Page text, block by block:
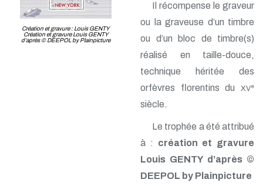
Création et gravure : Louis GENTY
Création et gravure Louis GENTY
d’après © DEEPOL by Plainpicture
Il récompense le graveur
ou la graveuse d’un timbre
ou d’un bloc de timbre(s)
réalisé en taille-douce,
technique héritée des
orfèvres florentins du
XVe
siècle.
Le trophée a été attribué
à : création et gravure
Louis GENTY d’après ©
DEEPOL by Plainpicture